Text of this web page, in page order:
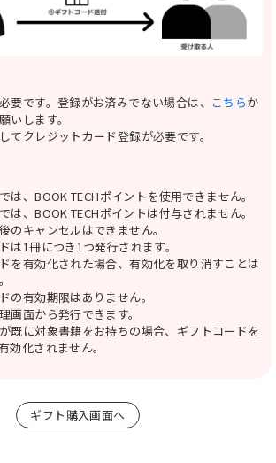
要です。登録がお済みでない場合は、 こちらか
いします。
てクレジットカード登録が必要です。
は、BOOK TECHポイントを使用できません。
は、BOOK TECHポイントは付与されません。
のキャンセルはできません。
は1冊につき1つ発行されます。
を有効化された場合、有効化を取り消すことは
の有効期限はありません。
画面から発行できます。
既に対象書籍をお持ちの場合、ギフトコードを
効化されません。
ギフト購入画面へ